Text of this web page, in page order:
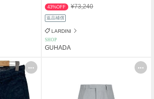
43%OFF ¥73,240
返品補償
LARDINI
SHOP
GUHADA